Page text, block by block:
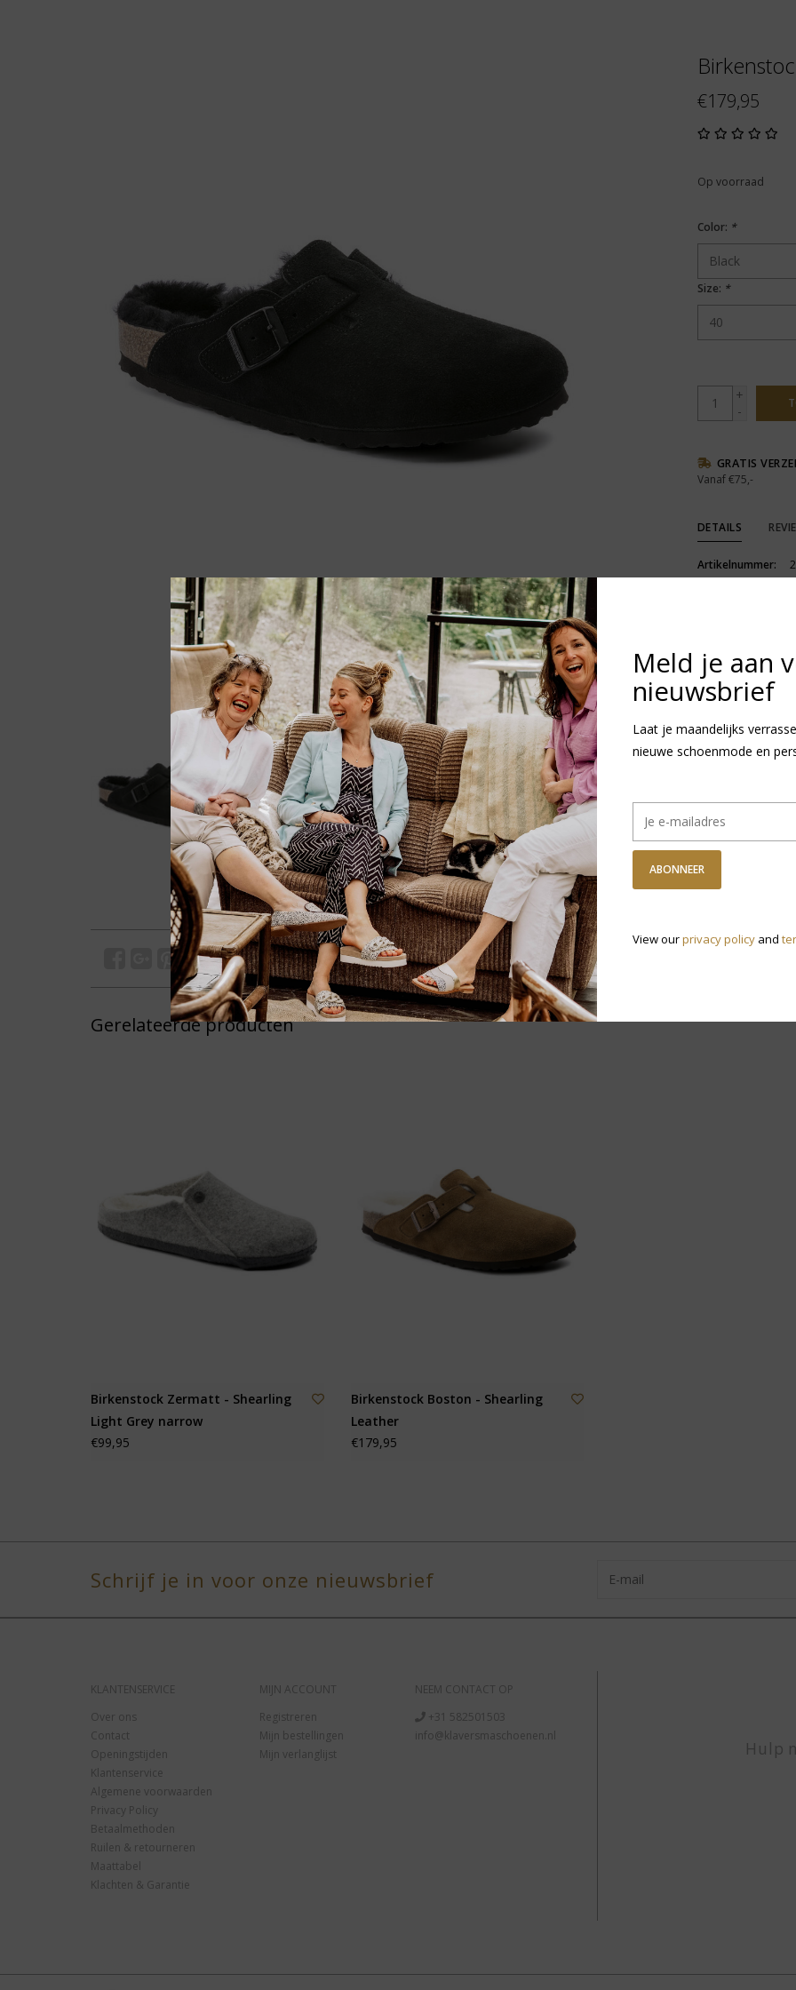
€179,95
Op voorraad
Color: *
Size: *
+
-
GRATIS
Vanaf €75,-
DETAILS
Artikelnummer:
Gerelateerde producten
Birkenstock Zermatt - Shearling
Light Grey narrow
€99,95
Birkenstock Boston - Shearling
Leather
€179,95
Schrijf je in voor onze nieuwsbrief
KLANTENSERVICE
Over ons
Contact
Openingstijden
Klantenservice
Algemene voorwaarden
Privacy Policy
Betaalmethoden
Ruilen & retourneren
Maattabel
Klachten & Garantie
MIJN ACCOUNT
Registreren
Mijn bestellingen
Mijn verlanglijst
NEEM CONTACT OP
+31 582501503
info@klaversmaschoenen.nl
Hulp
Meld je aan
nieuwsbrief
Laat je maandelijks
nieuwe schoenmode en
ABONNEER
View ourprivacy policy and